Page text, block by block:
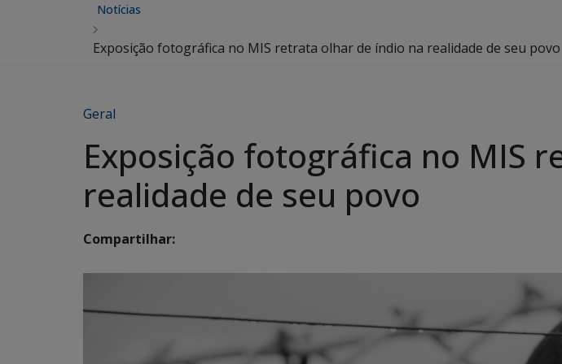
Notícias
Exposição fotográfica no MIS retrata olhar de índio na realidade de seu povo
Geral
Exposição fotográfica no MIS
realidade de seu povo
Compartilhar: